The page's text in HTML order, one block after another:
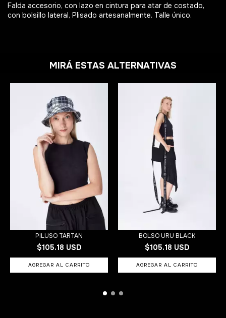
Falda accesorio, con lazo en cintura para atar de costado,
con bolsillo lateral, Plisado artesanalmente. Talle único.
MIRÁ ESTAS ALTERNATIVAS
PILUSO TARTAN
$105.18 USD
BOLSO URU BLACK
$105.18 USD